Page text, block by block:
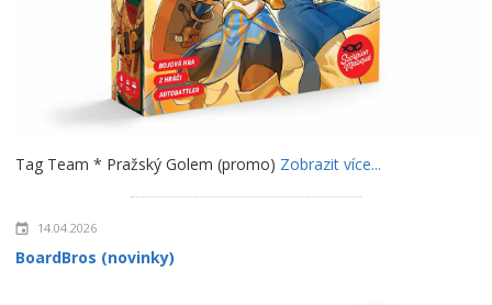
Tag Team * Pražský Golem (promo) Zobrazit více...
14.04.2026
BoardBros (novinky)